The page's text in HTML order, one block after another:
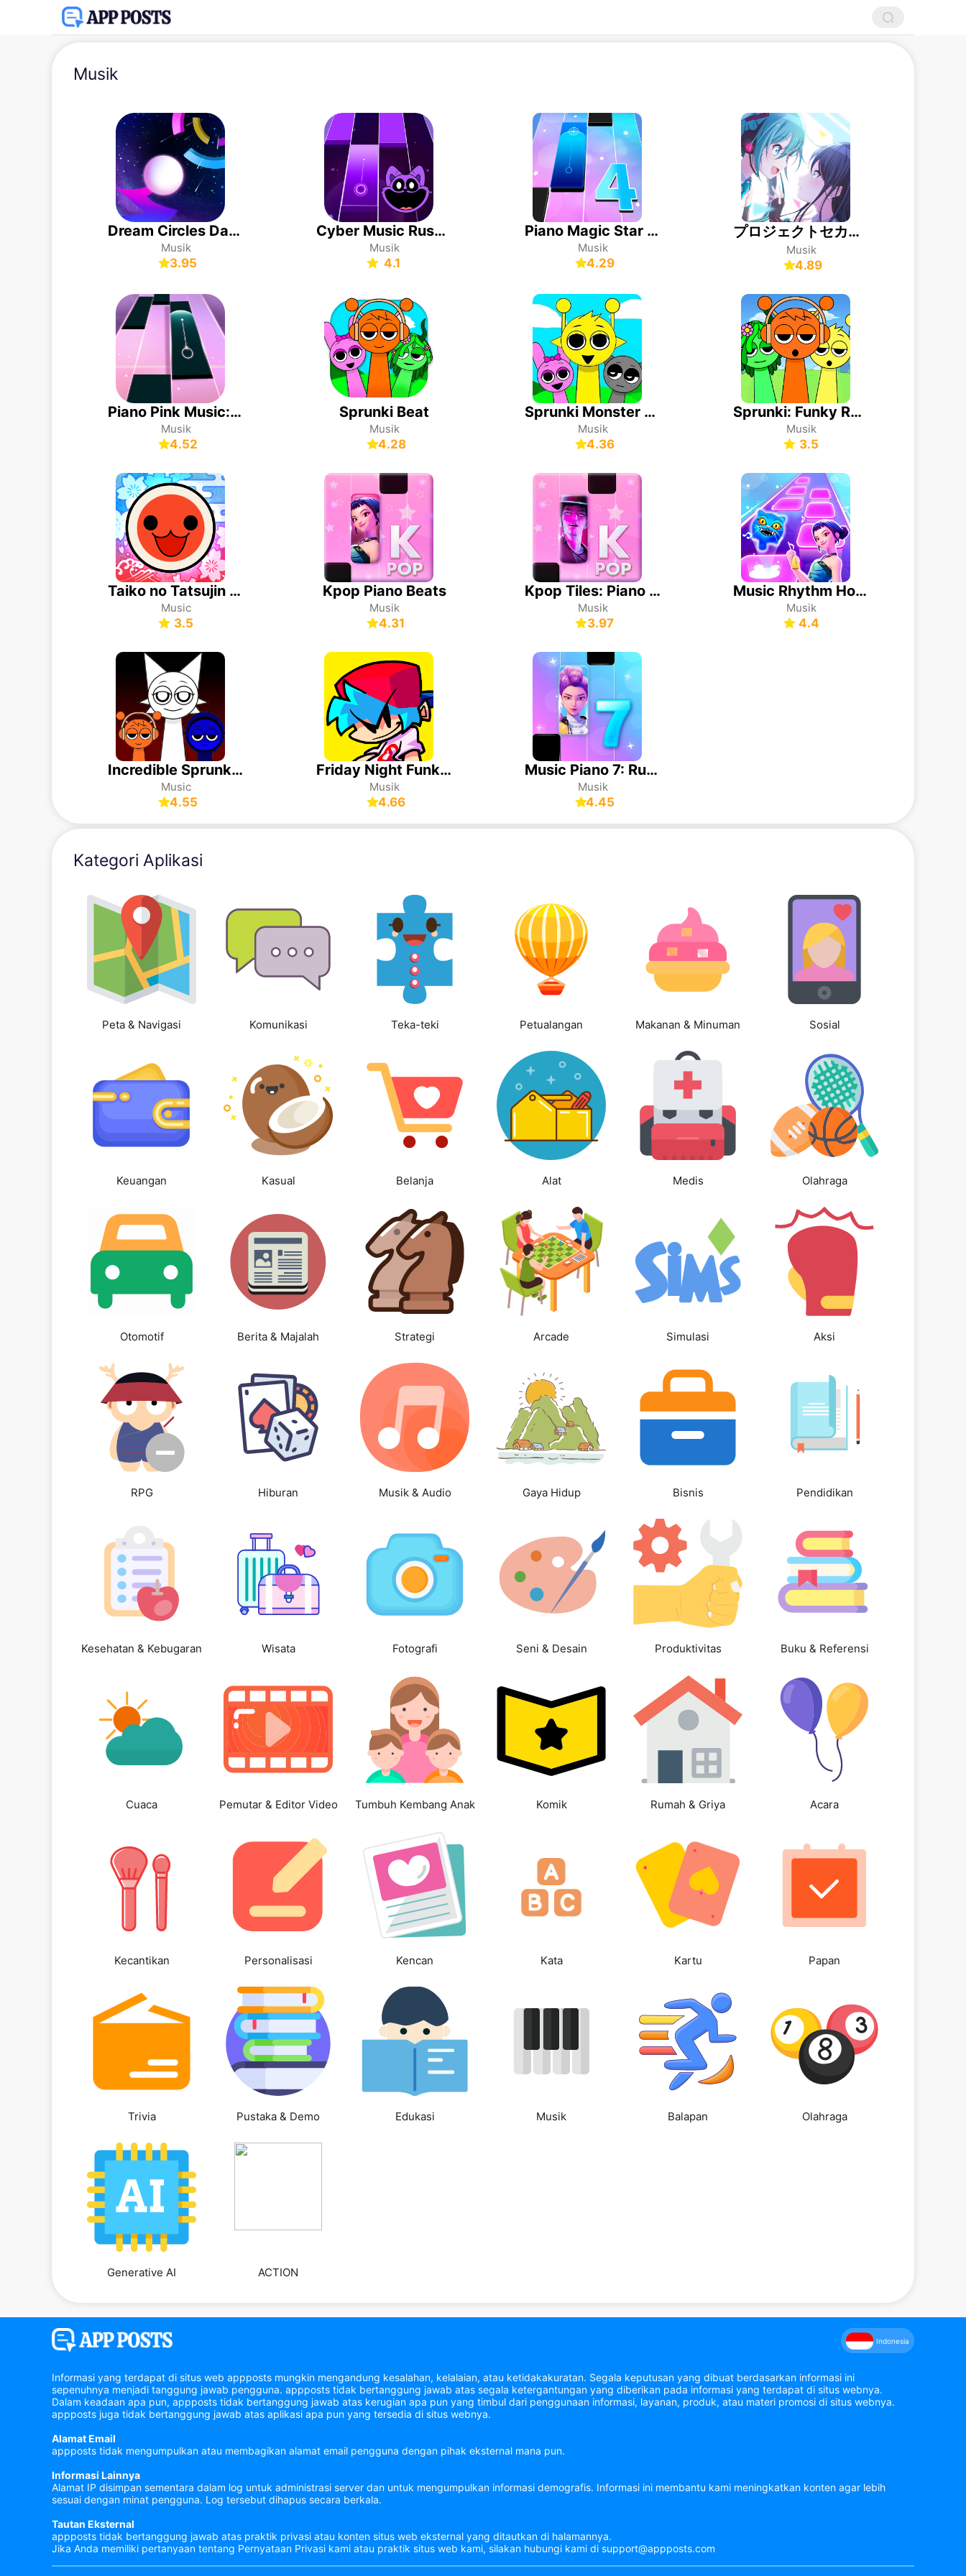
Musik
Dream Circles Dash: Game Musik
Musik
3.95
Cyber Music Rush: Piano Ritme
Musik
4.1
Piano Magic Star 4: Game Musik
Musik
4.29
プロジェクトセカイ カラフルステージ！ feat. 初音ミク
Musik
4.89
Piano Pink Music: Game Ritme
Musik
4.52
Sprunki Beat
Musik
4.28
Sprunki Monster Music Beats
Musik
4.36
Sprunki: Funky Remix Beats
Musik
3.5
Taiko no Tatsujin RC
Music
3.5
Kpop Piano Beats
Musik
4.31
Kpop Tiles: Piano Rhythm Game
Musik
3.97
Music Rhythm Hop: Ball Game
Musik
4.4
Incredible Sprunki Music Box
Music
4.55
Friday Night Funkin'
Musik
4.66
Music Piano 7: Rush Song Games
Musik
4.45
Kategori Aplikasi
Peta & Navigasi Komunikasi Teka-teki Petualangan Makanan & Minuman Sosial
Keuangan Kasual Belanja Alat Medis Olahraga
Otomotif Berita & Majalah Strategi Arcade Simulasi Aksi
RPG Hiburan Musik & Audio Gaya Hidup Bisnis Pendidikan
Kesehatan & Kebugaran Wisata Fotografi Seni & Desain Produktivitas Buku & Referensi
Cuaca Pemutar & Editor Video Tumbuh Kembang Anak Komik Rumah & Griya Acara
Kecantikan Personalisasi Kencan Kata Kartu Papan
Trivia Pustaka & Demo Edukasi Musik Balapan Olahraga
Generative AI ACTION
Indonesia
Informasi yang terdapat di situs web appposts mungkin mengandung kesalahan, kelalaian, atau ketidakakuratan. Segala keputusan yang dibuat berdasarkan informasi ini
sepenuhnya menjadi tanggung jawab pengguna. appposts tidak bertanggung jawab atas segala ketergantungan yang diberikan pada informasi yang terdapat di situs webnya.
Dalam keadaan apa pun, appposts tidak bertanggung jawab atas kerugian apa pun yang timbul dari penggunaan informasi, layanan, produk, atau materi promosi di situs webnya.
appposts juga tidak bertanggung jawab atas aplikasi apa pun yang tersedia di situs webnya.
Alamat Email
appposts tidak mengumpulkan atau membagikan alamat email pengguna dengan pihak eksternal mana pun.
Informasi Lainnya
Alamat IP disimpan sementara dalam log untuk administrasi server dan untuk mengumpulkan informasi demografis. Informasi ini membantu kami meningkatkan konten agar lebih
sesuai dengan minat pengguna. Log tersebut dihapus secara berkala.
Tautan Eksternal
appposts tidak bertanggung jawab atas praktik privasi atau konten situs web eksternal yang ditautkan di halamannya.
Jika Anda memiliki pertanyaan tentang Pernyataan Privasi kami atau praktik situs web kami, silakan hubungi kami di support@appposts.com